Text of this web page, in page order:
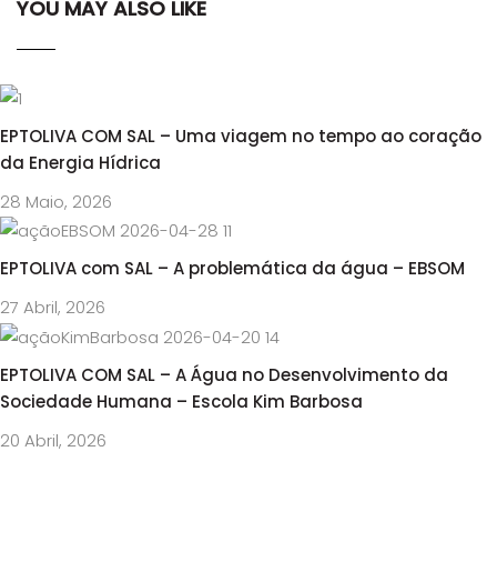
YOU MAY ALSO LIKE
EPTOLIVA COM SAL – Uma viagem no tempo ao coração
da Energia Hídrica
28 Maio, 2026
EPTOLIVA com SAL – A problemática da água – EBSOM
27 Abril, 2026
EPTOLIVA COM SAL – A Água no Desenvolvimento da
Sociedade Humana – Escola Kim Barbosa
20 Abril, 2026